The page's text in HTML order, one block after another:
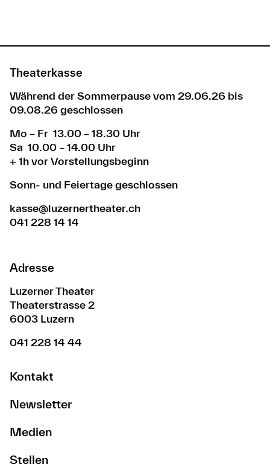
Theaterkasse
Während der Sommerpause vom 29.06.26 bis
09.08.26 geschlossen
Mo – Fr 13.00 – 18.30 Uhr
Sa 10.00 – 14.00 Uhr
+ 1h vor Vorstellungsbeginn
Sonn- und Feiertage geschlossen
kasse@luzernertheater.ch
041 228 14 14
Adresse
Luzerner Theater
Theaterstrasse 2
6003 Luzern
041 228 14 44
Kontakt
Newsletter
Medien
Stellen